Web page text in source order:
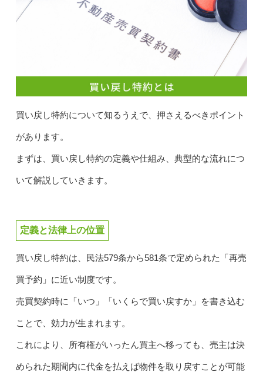
買い戻し特約について知るうえで、押さえるべきポイント
があります。
まずは、買い戻し特約の定義や仕組み、典型的な流れにつ
いて解説していきます。
定義と法律上の位置
買い戻し特約は、民法579条から581条で定められた「再売
買予約」に近い制度です。
売買契約時に「いつ」「いくらで買い戻すか」を書き込む
ことで、効力が生まれます。
これにより、所有権がいったん買主へ移っても、売主は決
められた期間内に代金を払えば物件を取り戻すことが可能